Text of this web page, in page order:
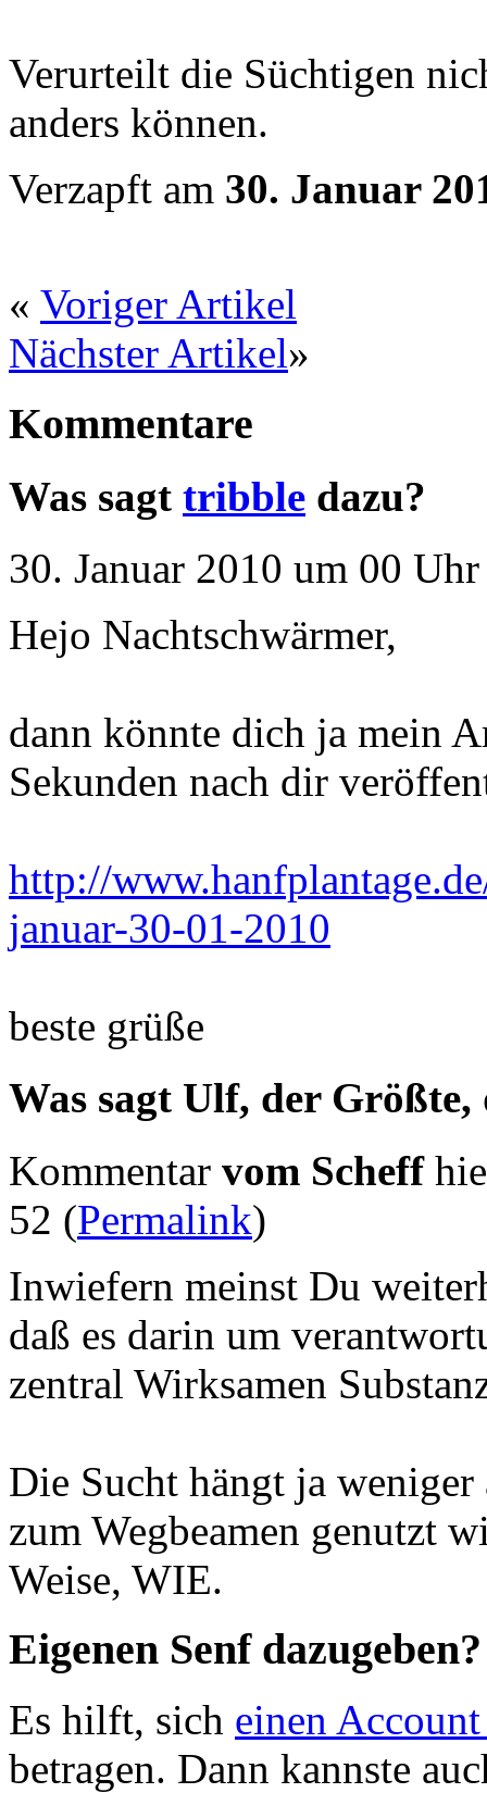
Verurteilt die Süchtigen
anders können.
Verzapft am 30. Januar
« Voriger Artikel
Nächster Artikel»
Kommentare
Was sagt tribble dazu?
30. Januar 2010 um 00
Hejo Nachtschwärmer,
dann könnte dich ja mein
Sekunden nach dir
http://
januar-30-01-2010
beste grüße
Was sagt Ulf, der Größte,
Kommentar vom Scheff
52 (Permalink)
Inwiefern meinst Du
daß es darin um
zentral Wirksamen
Die Sucht hängt ja weniger
zum Wegbeamen genutzt
Weise, WIE.
Eigenen Senf dazugeben?
Es hilft, sich einen
betragen. Dann kannste